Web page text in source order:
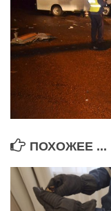
ПОХОЖЕЕ ...